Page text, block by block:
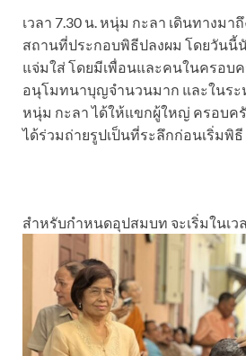
เวลา 7.30 น. หนุ่ม กะลา เดินทางม
สถานที่ประกอบพิธีปลงผม โดยวัน
แจ่มใส่ โดยมีเพื่อนและคนในครอบ
อนุโมทนาบุญจำนวนมาก และในระ
หนุ่ม กะลา ได้ให้แขกผู้ใหญ่ ครอบค
ได้ร่วมถ่ายรูปเป็นที่ระลึกก่อนเริ่มพิธี
สำหรับกำหนดอุปสมบท จะเริ่มในเว